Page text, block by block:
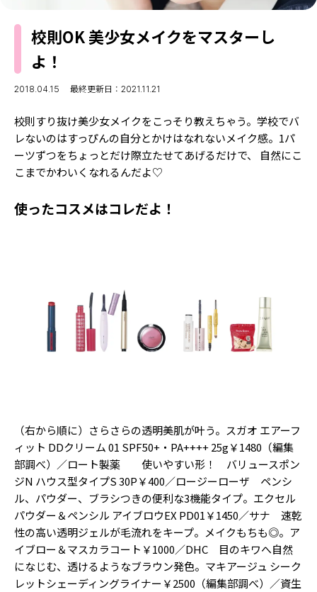
ボディケア
JKランキング・アワード
モデルの購入品
おでかけ
MODELS
MODEL'S BLOG
TikTok
Instagram
YouTube
FORTUNE
MISS SEVENTEEN
Seventeen
について
Follow us
新規会員登録・ログイン
校則OK 美少女メイクをマスターし
よ！
2018.04.15 最終更新日：2021.11.21
校則すり抜け美少女メイクをこっそり教えちゃう。学校でバ
レないのはすっぴんの自分とかけはなれないメイク感。1パ
ーツずつをちょっとだけ際立たせてあげるだけで、 自然にこ
こまでかわいくなれるんだよ♡
使ったコスメはコレだよ！
（右から順に）さらさらの透明美肌が叶う。スガオ エアーフ
ィット DDクリーム 01 SPF50+・PA++++ 25g￥1480（編集
部調べ）／ロート製薬 使いやすい形！ バリュースポン
ジN ハウス型タイプS 30P￥400／ロージーローザ ペンシ
ル、パウダー、ブラシつきの便利な3機能タイプ。エクセル
パウダー＆ペンシル アイブロウEX PD01￥1450／サナ 速乾
性の高い透明ジェルが毛流れをキープ。メイクもちも◎。ア
イブロー＆マスカラコート￥1000／DHC 目のキワへ自然
になじむ、透けるようなブラウン発色。マキアージュ シーク
レットシェーディングライナー￥2500（編集部調べ）／資生